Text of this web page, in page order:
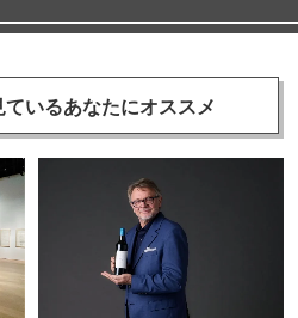
ているあなたにオススメ